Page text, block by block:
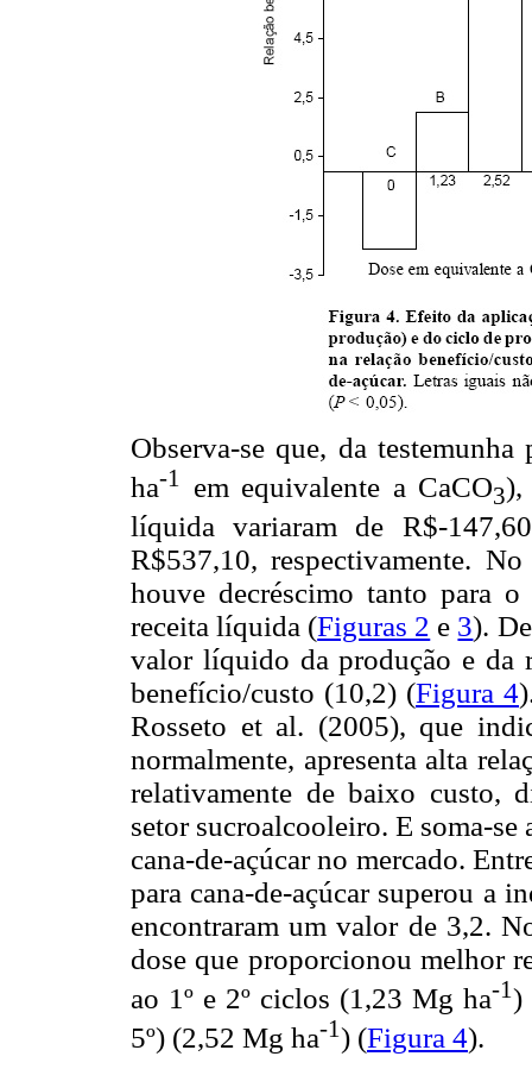
Observa-se que, da
ha-1 em equivalente a CaCO3),
líquida variaram de R$-
R$537,10, respectivamente.
houve decréscimo tanto para
receita líquida (Figuras 2 e 3).
valor líquido da produção e da
benefício/custo (10,2) (Figura 4
Rosseto et al. (2005), que
normalmente, apresenta alta
relativamente de baixo custo,
setor sucroalcooleiro. E soma-
cana-de-açúcar no mercado.
para cana-de-açúcar superou a
encontraram um valor de 3,2.
dose que proporcionou melhor
ao 1º e 2º ciclos (1,23 Mg ha-1)
5º) (2,52 Mg ha-1) (Figura 4).